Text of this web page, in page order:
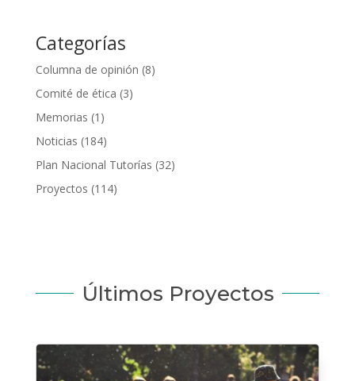
Categorías
Columna de opinión (8)
Comité de ética (3)
Memorias (1)
Noticias (184)
Plan Nacional Tutorías (32)
Proyectos (114)
Últimos Proyectos